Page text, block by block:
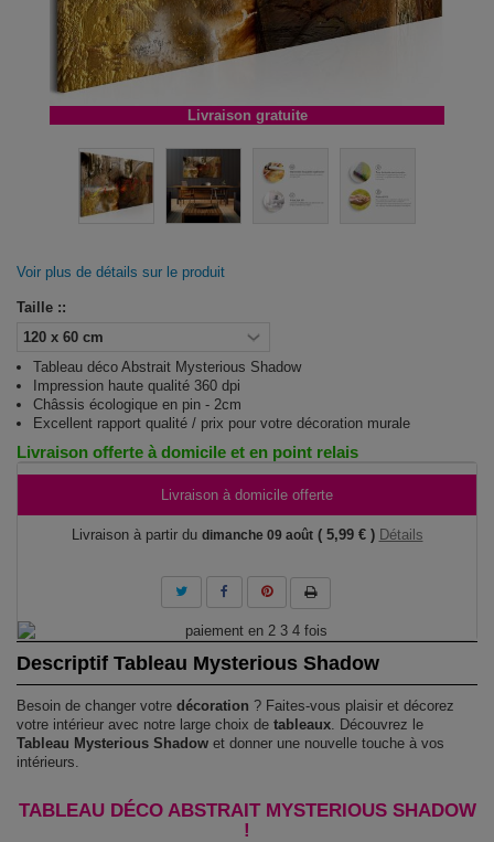
Livraison gratuite
Voir plus de détails sur le produit
Taille ::
Tableau déco Abstrait Mysterious Shadow
Impression haute qualité 360 dpi
Châssis écologique en pin - 2cm
Excellent rapport qualité / prix pour votre décoration murale
Livraison offerte à domicile et en point relais
Livraison à domicile offerte
Livraison à partir du dimanche 09 août ( 5,99 € ) Détails
Descriptif Tableau Mysterious Shadow
Besoin de changer votre décoration ? Faites-vous plaisir et décorez
votre intérieur avec notre large choix de tableaux. Découvrez le
Tableau Mysterious Shadow et donner une nouvelle touche à vos
intérieurs.
TABLEAU DÉCO ABSTRAIT MYSTERIOUS SHADOW
!